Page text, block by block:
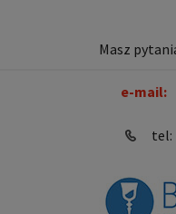
Masz
e-mail:
tel: